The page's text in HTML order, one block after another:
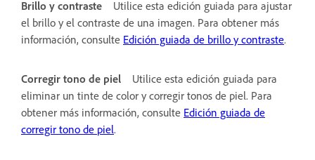
Brillo y contraste
Utilice esta edición guiada para ajustar
el brillo y el contraste de una imagen. Para obtener más
información, consulte Edición guiada de brillo y contraste.
Corregir tono de piel
Utilice esta edición guiada para
eliminar un tinte de color y corregir tonos de piel. Para
obtener más información, consulte Edición guiada de
corregir tono de piel.